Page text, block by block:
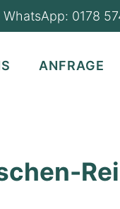
WhatsApp: 0178
ANFRAGE